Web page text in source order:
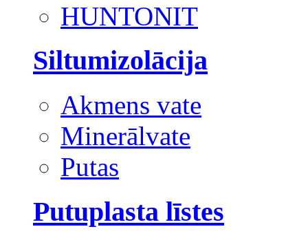
HUNTONIT
Siltumizolācija
Akmens vate
Minerālvate
Putas
Putuplasta līstes